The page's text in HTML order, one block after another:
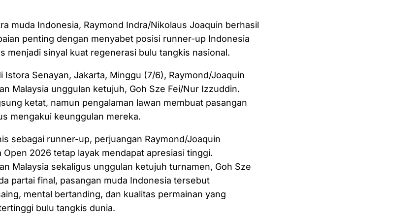
muda Indonesia, Raymond Indra/Nikolaus Joaquin berhasil
penting dengan menyabet posisi runner-up Indonesia
menjadi sinyal kuat regenerasi bulu tangkis nasional.
Istora Senayan, Jakarta, Minggu (7/6), Raymond/Joaquin
Malaysia unggulan ketujuh, Goh Sze Fei/Nur Izzuddin.
ketat, namun pengalaman lawan membuat pasangan
mengakui keunggulan mereka.
sebagai runner-up, perjuangan Raymond/Joaquin
Open 2026 tetap layak mendapat apresiasi tinggi.
Malaysia sekaligus unggulan ketujuh turnamen, Goh Sze
partai final, pasangan muda Indonesia tersebut
mental bertanding, dan kualitas permainan yang
bulu tangkis dunia.